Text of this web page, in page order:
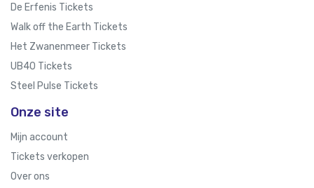
De Erfenis Tickets
Walk off the Earth Tickets
Het Zwanenmeer Tickets
UB40 Tickets
Steel Pulse Tickets
Onze site
Mijn account
Tickets verkopen
Over ons